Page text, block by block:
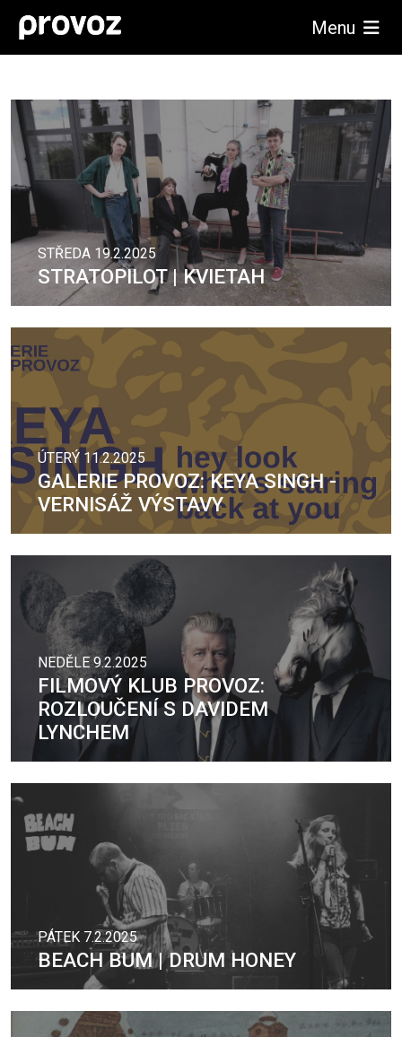
Menu
STŘEDA 19.2.2025
STRATOPILOT | KVIETAH
ÚTERÝ 11.2.2025
GALERIE PROVOZ: KEYA SINGH -
VERNISÁŽ VÝSTAVY
NEDĚLE 9.2.2025
FILMOVÝ KLUB PROVOZ:
ROZLOUČENÍ S DAVIDEM
LYNCHEM
PÁTEK 7.2.2025
BEACH BUM | DRUM HONEY